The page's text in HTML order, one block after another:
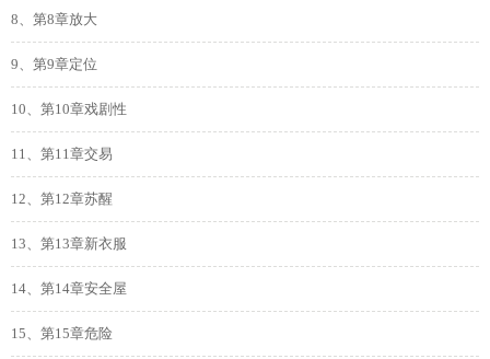
8、第8章放大
9、第9章定位
10、第10章戏剧性
11、第11章交易
12、第12章苏醒
13、第13章新衣服
14、第14章安全屋
15、第15章危险